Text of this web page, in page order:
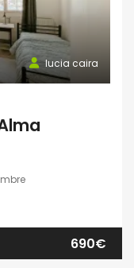
lucia caira
690€